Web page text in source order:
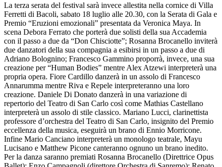
La terza serata del festival sarà invece allestita nella cornice di Villa
Ferretti di Bacoli, sabato 18 luglio alle 20.30, con la Serata di Gala e
Premio “Eruzioni emozionali” presentata da Veronica Maya. In
scena Debora Ferrato che porterà due solisti della sua Accademia
con il passo a due da “Don Chisciotte”; Rosanna Brocanello inviterà
due danzatori della sua compagnia a esibirsi in un passo a due di
Adriano Bolognino; Francesco Gammino proporrà, invece, una sua
creazione per “Human Bodies” mentre Alex Atzewi interpreterà una
propria opera. Fiore Cardillo danzerà in un assolo di Francesco
Annarumma mentre Riva e Repele interpreteranno una loro
creazione. Daniele Di Donato danzerà in una variazione di
repertorio del Teatro di San Carlo così come Mathias Castellano
interpreterà un assolo di stile classico. Mariano Lucci, clarinettista
professore d’orchestra del Teatro di San Carlo, insignito del Premio
eccellenza della musica, eseguirà un brano di Ennio Morricone.
Infine Mario Canciano interpreterà un monologo teatrale, Mayu
Lucisano e Matthew Picone canteranno ognuno un brano inedito.
Per la danza saranno premiati Rosanna Brocanello (Direttrice Opus